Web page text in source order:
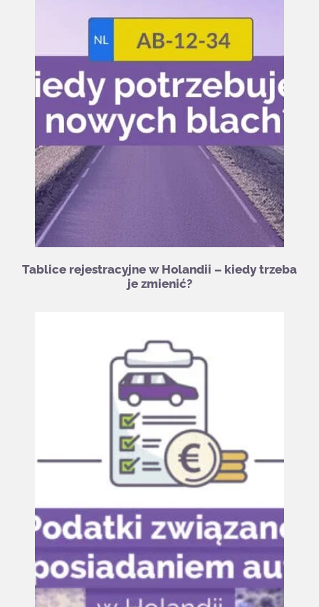
Tablice rejestracyjne w Holandii – kiedy trzeba
je zmienić?